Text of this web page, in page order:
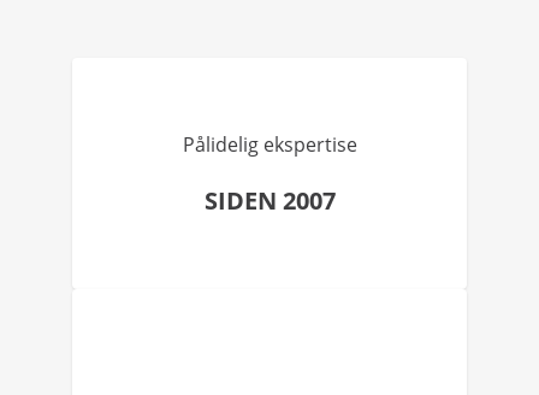
Pålidelig ekspertise
SIDEN 2007